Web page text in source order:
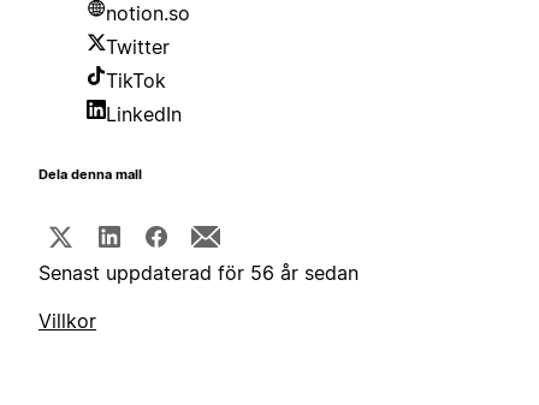
notion.so
Twitter
TikTok
LinkedIn
Dela denna mall
Senast uppdaterad för 56 år sedan
Villkor